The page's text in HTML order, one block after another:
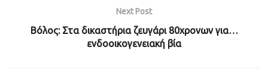
Next Post
Βόλος: Στα δικαστήρια ζευγάρι 80χρονων για…
ενδοοικογενειακή βία